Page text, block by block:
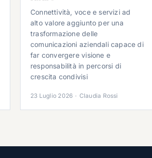
Connettività, voce e servizi ad
alto valore aggiunto per una
trasformazione delle
comunicazioni aziendali capace di
far convergere visione e
responsabilità in percorsi di
crescita condivisi
23 Luglio 2026 · Claudia Rossi